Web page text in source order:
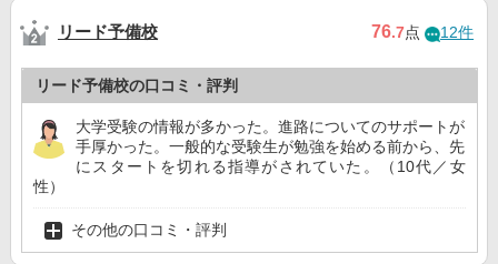
リード予備校 76.7点 12件
リード予備校の口コミ・評判
大学受験の情報が多かった。進路についてのサポートが
手厚かった。一般的な受験生が勉強を始める前から、先
にスタートを切れる指導がされていた。（10代／女
性）
その他の口コミ・評判